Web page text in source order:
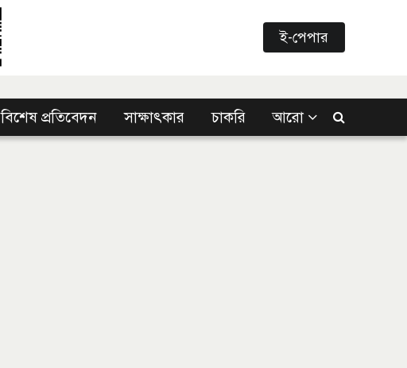
ই-পেপার
বিশেষ প্রতিবেদন সাক্ষাৎকার চাকরি আরো